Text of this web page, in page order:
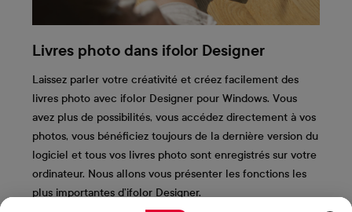
Livres photo dans ifolor Designer
Laissez parler votre créativité et créez facilement des
livres photo avec ifolor Designer pour Windows. Vous
avez plus de possibilités, vous accédez directement à vos
photos, vous bénéficiez toujours de la dernière version du
logiciel et tous vos livres photo sont enregistrés sur votre
ordinateur. Nous allons vous présenter les fonctions les
plus importantes d’ifolor Designer.